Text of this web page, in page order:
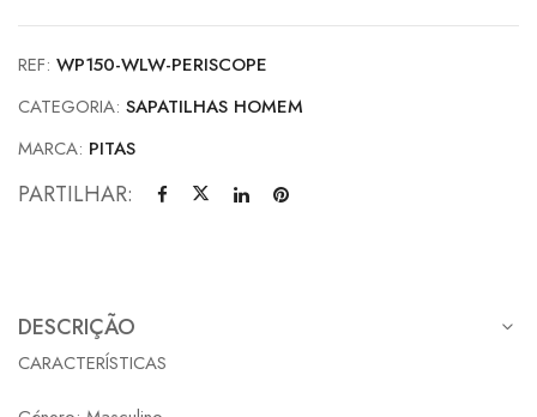
REF: WP150-WLW-PERISCOPE
CATEGORIA: SAPATILHAS HOMEM
MARCA: PITAS
PARTILHAR:
DESCRIÇÃO
CARACTERÍSTICAS